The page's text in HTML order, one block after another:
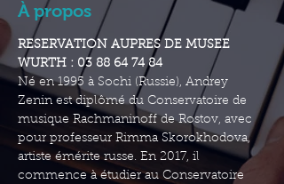
À propos
RESERVATION AUPRES DE MUSEE
WURTH : 03 88 64 74 84
Né en 1995 à Sochi (Russie), Andrey
Zenin est diplômé du Conservatoire de
musique Rachmaninoff de Rostov, avec
pour professeur Rimma Skorokhodova,
artiste émérite russe. En 2017, il
commence à étudier au Conservatoire